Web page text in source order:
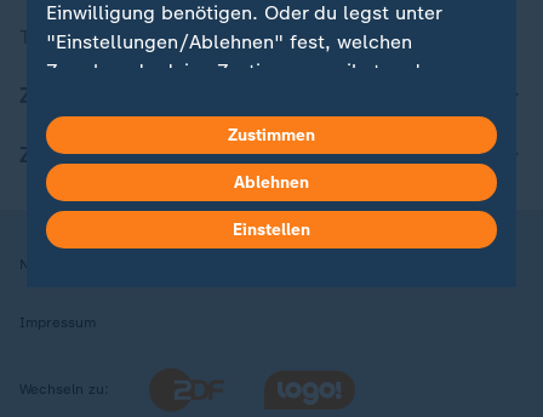
Themen im Überblick
ZDFheute Apps
Nutzungsbedingungen
Impressum
Wechseln zu:
Einwilligung benötigen. Oder du legst unter
"Einstellungen/Ablehnen" fest, welchen
Zwecken du deine Zustimmung gibst und
kannst du jederzeit mit Wirkung für die Zukunft
in deinen Einstellungen widerrufen oder ändern.
Hier findest du das Impressum.
Weitere Informationen findest du in unserer
Zustimmen
Ablehnen
Einstellen